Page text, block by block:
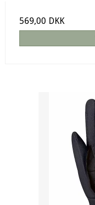
569,00 DKK